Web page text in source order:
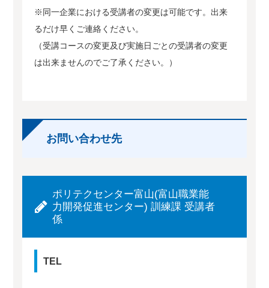
※同一企業における受講者の変更は可能です。出来
るだけ早くご連絡ください。
（受講コースの変更及び実施日ごとの受講者の変更
は出来ませんのでご了承ください。）
お問い合わせ先
ポリテクセンター富山(富山職業能
力開発促進センター) 訓練課 受講者
係
TEL